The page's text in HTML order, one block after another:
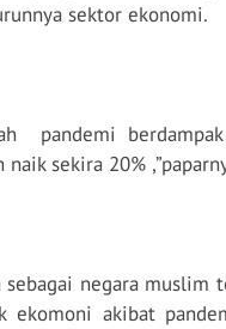
sektor ekonomi.
pandemi
naik sekira 20%
sebagai negara
ekomoni akibat